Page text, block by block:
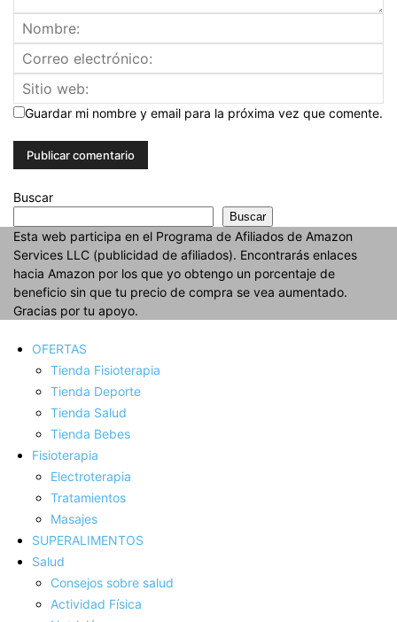
Guardar mi nombre y email para la próxima vez que comente.
Buscar
Buscar
Esta web participa en el Programa de Afiliados de Amazon
Services LLC (publicidad de afiliados). Encontrarás enlaces
hacia Amazon por los que yo obtengo un porcentaje de
beneficio sin que tu precio de compra se vea aumentado.
Gracias por tu apoyo.
OFERTAS
Tienda Fisioterapia
Tienda Deporte
Tienda Salud
Tienda Bebes
Fisioterapia
Electroterapia
Tratamientos
Masajes
SUPERALIMENTOS
Salud
Consejos sobre salud
Actividad Fí­sica